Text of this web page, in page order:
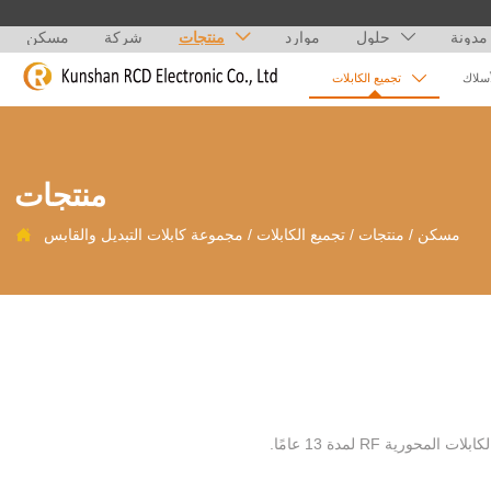
مسكن شركة منتجات  موارد حلول  مدونة
تجميع الكابلات 
منتجات
 مسكن / منتجات / تجميع الكابلات / مجموعة كابلات التبديل والقابس
ركزت Kunshan ruichengda على تجميع ومعالجة وإنتاج العديد من الأجهزة الإلكترونية والهوائيات الداخلية والخارجية والكابلات المحورية RF لمدة 13 عامًا.